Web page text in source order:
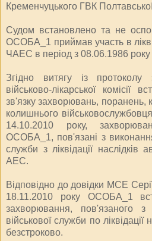
Кременчуцького ГВК
Судом встановлено та не
ОСОБА_1 приймав участь в
ЧАЕС в період з 08.06.1986 року
Згідно витягу із протоколу
військово-лікарської комісії
зв'язку захворювань, поранень,
колишнього
14.10.2010 року,
ОСОБА_1, пов'язані з
служби з ліквідації наслідків
АЕС.
Відповідно до довідки МСЕ
18.11.2010 року ОСОБА_1
захворювання, пов'язаного з
військової служби по
безстроково.